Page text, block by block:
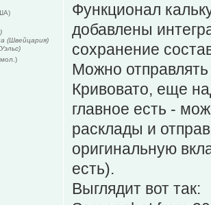
Функционал
добавлены
сохранение
Можно
Кривовато, еще
главное есть -
расклады и
оригинальную
есть).
Выглядит вот так:
(Швейцария)